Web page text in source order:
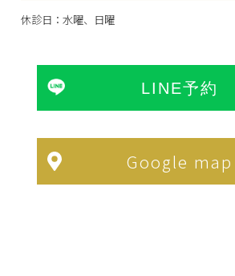
休診日：水曜、日曜
LINE予約
Google map